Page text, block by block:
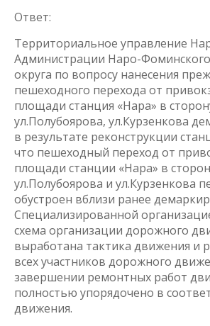
Ответ:
Территориальное управление
Администрации Наро-Фоминского
округа по вопросу нанесения
пешеходного перехода от
площади станция «Нара» в
ул.Полубоярова, ул.Курзенкова
в результате реконструкции
что пешеходный переход от
площади станции «Нара» в
ул.Полубоярова и ул.Курзенкова
обустроен вблизи ранее
Специализированной
схема организации дорожного
выработана тактика движения и
всех участников дорожного
завершении ремонтных работ
полностью упорядочено в
движения.